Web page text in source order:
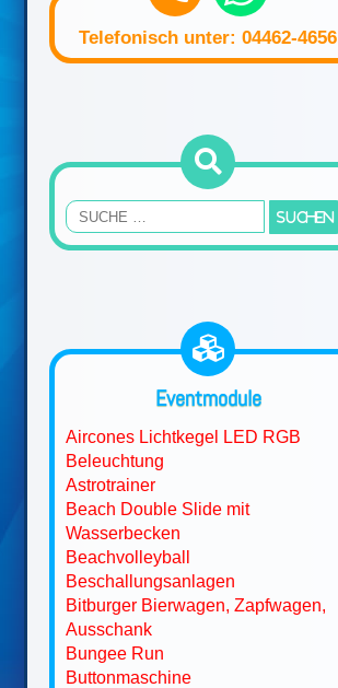
Telefonisch unter: 04462-4656
Eventmodule
Aircones Lichtkegel LED RGB
Beleuchtung
Astrotrainer
Beach Double Slide mit
Wasserbecken
Beachvolleyball
Beschallungsanlagen
Bitburger Bierwagen, Zapfwagen,
Ausschank
Bungee Run
Buttonmaschine